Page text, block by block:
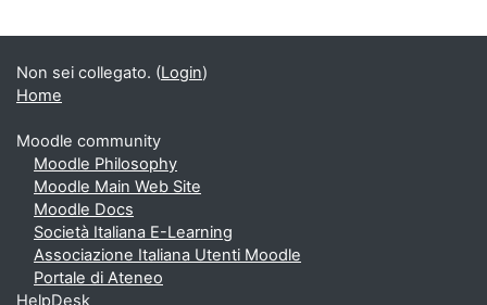
Non sei collegato. (Login)
Home
Moodle community
Moodle Philosophy
Moodle Main Web Site
Moodle Docs
Società Italiana E-Learning
Associazione Italiana Utenti Moodle
Portale di Ateneo
HelpDesk